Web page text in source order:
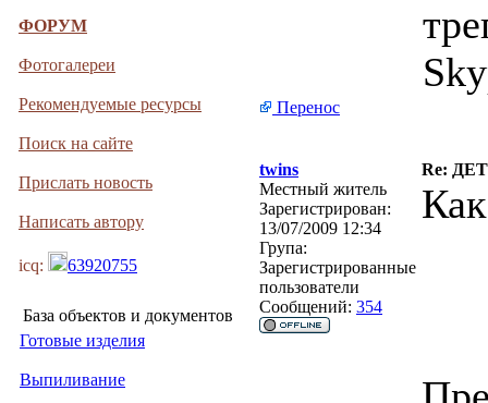
ФОРУМ
Фотогалереи
Рекомендуемые ресурсы
Поиск на сайте
Прислать новость
Написать автору
icq: 63920755
База объектов и документов
Готовые изделия
Выпиливание
Перенос
twins
Re:
Местный житель
Зарегистрирован:
13/07/2009 12:34
Група:
Зарегистрированные
пользователи
Сообщений: 354